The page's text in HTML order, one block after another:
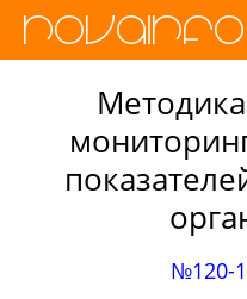
№120-1